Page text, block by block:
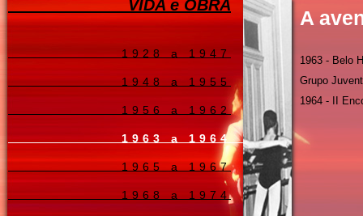
VIDA e OBRA
1928 a 1947
1948 a 1955
1956 a 1962
1963 a 1964
1965 a 1967
1968 a 1974
A
1963 - Belo
Grupo
1964 - II